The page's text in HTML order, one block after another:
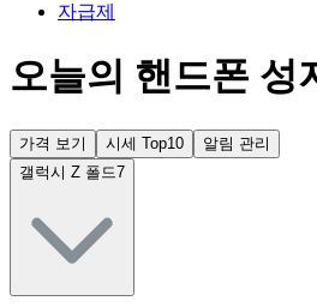
자급제
오늘의 핸드폰 성
가격 보기 시세 Top10
알림 관리
갤럭시 Z 폴드7